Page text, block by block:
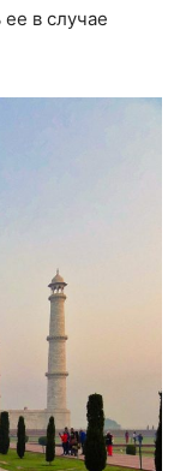
в случае